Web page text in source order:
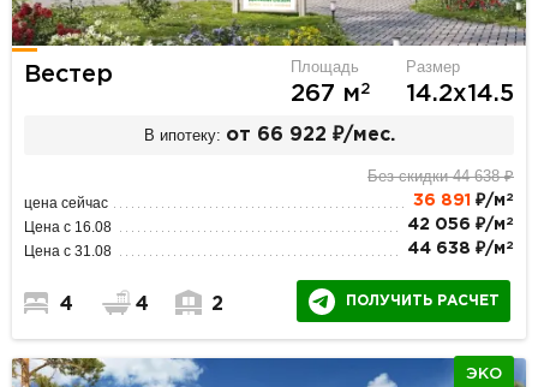
Вестер Площадь
267 м2
Размер
14.2х14.5
В ипотеку: от 66 922 ₽/мес.
Без скидки 44 638 ₽
цена сейчас 36 891 ₽/м 2
Цена с 16.08 42 056 ₽/м 2
Цена с 31.08 44 638 ₽/м 2
4 4 2 ПОЛУЧИТЬ РАСЧЕТ
ЭКО